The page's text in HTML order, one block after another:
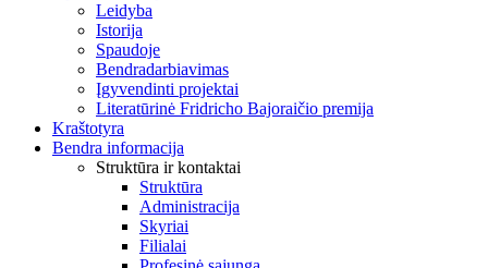
Leidyba
Istorija
Spaudoje
Bendradarbiavimas
Įgyvendinti projektai
Literatūrinė Fridricho Bajoraičio premija
Kraštotyra
Bendra informacija
Struktūra ir kontaktai
Struktūra
Administracija
Skyriai
Filialai